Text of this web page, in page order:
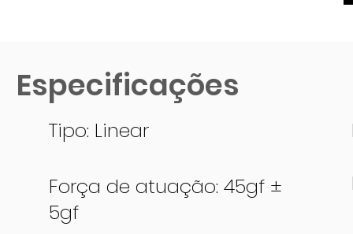
Especificações
Tipo: Linear
Força de atuação: 45gf ±
5gf